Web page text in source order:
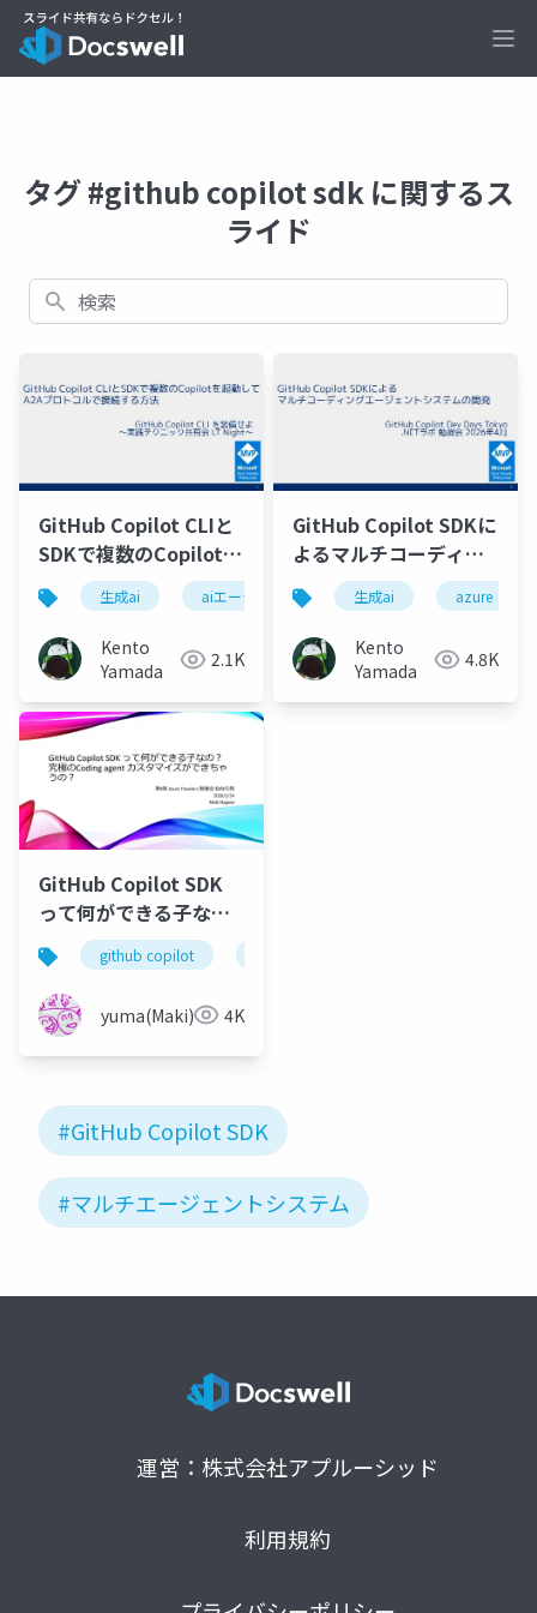
タグ #github copilot sdk に関するス
ライド
検索
GitHub Copilot CLIと
SDKで複数のCopilotを
起動してA2Aプロトコ
ルで接続する方法
生成ai aiエージェント githubcopilot
Kento
Yamada
2.1K
GitHub Copilot SDKに
よるマルチコーディン
グエージェントシステ
ムの開発
生成ai azure
Kento
Yamada
4.8K
GitHub Copilot SDK
って何ができる子な
の？ 究極のCoding
agent カスタマイズが
できちゃうの？
github copilot
yuma(Maki) 4K
#GitHub Copilot SDK
#マルチエージェントシステム
運営：株式会社アプルーシッド
利用規約